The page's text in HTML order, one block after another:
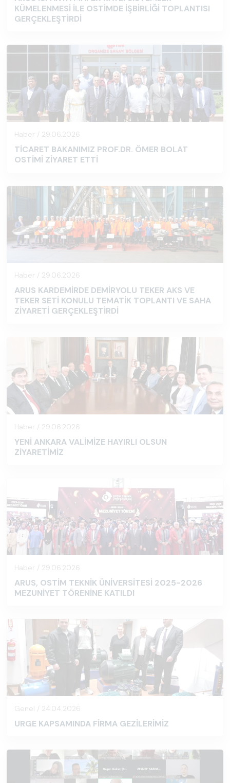
KÜMELENMESİ İLE OSTİMDE İŞBİRLİĞİ TOPLANTISI
GERÇEKLEŞTİRDİ
Haber / 29.06.2026
TİCARET BAKANIMIZ PROF.DR. ÖMER BOLAT
OSTİMİ ZİYARET ETTİ
Haber / 29.06.2026
ARUS KARDEMİRDE DEMİRYOLU TEKER AKS VE
TEKER SETİ KONULU TEMATİK TOPLANTI VE SAHA
ZİYARETİ GERÇEKLEŞTİRDİ
Haber / 29.06.2026
YENİ ANKARA VALİMİZE HAYIRLI OLSUN
ZİYARETİMİZ
Haber / 29.06.2026
ARUS, OSTİM TEKNİK ÜNİVERSİTESİ 2025-2026
MEZUNİYET TÖRENİNE KATILDI
Genel / 24.04.2026
URGE KAPSAMINDA FİRMA GEZİLERİMİZ